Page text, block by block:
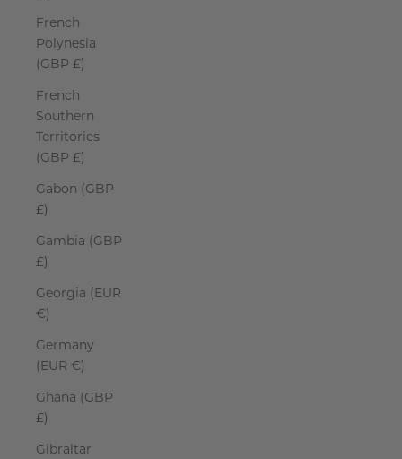
French
Polynesia
(GBP £)
French
Southern
Territories
(GBP £)
Gabon (GBP
£)
Gambia (GBP
£)
Georgia (EUR
€)
Germany
(EUR €)
Ghana (GBP
£)
Gibraltar